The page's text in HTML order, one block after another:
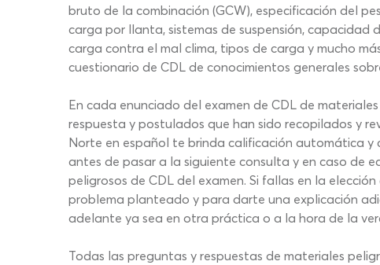
bruto de la combinación (GCW), especificación del
carga por llanta, sistemas de suspensión,
carga contra el mal clima, tipos de carga y mucho
cuestionario de CDL de conocimientos generales
En cada enunciado del examen de CDL de
respuesta y postulados que han sido recopilados y
Norte en español te brinda calificación automática y
antes de pasar a la siguiente consulta y en caso de
peligrosos de CDL del examen. Si fallas en la
problema planteado y para darte una explicación
adelante ya sea en otra práctica o a la hora de la
Todas las preguntas y respuestas de materiales